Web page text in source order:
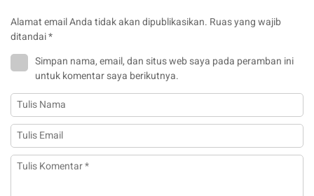
Alamat email Anda tidak akan dipublikasikan. Ruas yang wajib
ditandai*
Simpan nama, email, dan situs web saya pada peramban ini
untuk komentar saya berikutnya.